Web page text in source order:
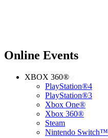
Online Events
XBOX 360®
PlayStation®4
PlayStation®3
Xbox One®
Xbox 360®
Steam
Nintendo Switch™